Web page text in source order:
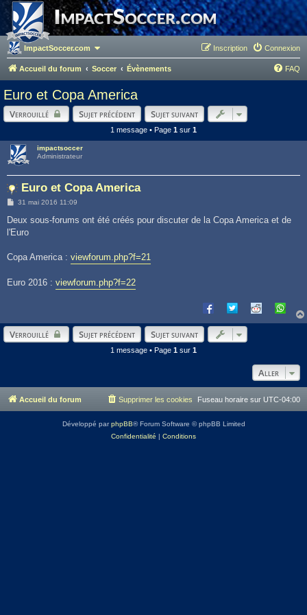
ImpactSoccer.com Connexion
Inscription
Accueil du forum Soccer Évènements FAQ
Euro et Copa America
Verrouillé Sujet précédent Sujet suivant
1 message • Page 1 sur 1
impactsoccer
Administrateur
Euro et Copa America
M
s
a
31 mai 2016 11:09
Deux sous-forums ont été créés pour discuter de la Copa America et de
l'Euro
Copa America : viewforum.php?f=21
Euro 2016 : viewforum.php?f=22
Verrouillé Sujet précédent Sujet suivant
1 message • Page 1 sur 1
Aller
Accueil du forum Fuseau horaire sur UTC-04:00
Supprimer les cookies
Développé parphpBB® Forum Software © phpBB Limited
Confidentialité | Conditions